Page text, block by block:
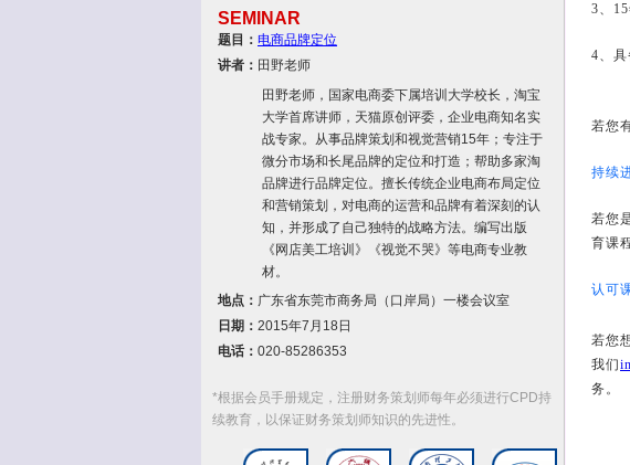
3、
4、
若您
持续
若您
育课
认可
若您
我们
务。
SEMINAR
题目： 电商品牌定位
讲者： 田野老师
田野老师，国家电商委下属培训大学校长，淘宝
大学首席讲师，天猫原创评委，企业电商知名实
战专家。从事品牌策划和视觉营销15年；专注于
微分市场和长尾品牌的定位和打造；帮助多家淘
品牌进行品牌定位。擅长传统企业电商布局定位
和营销策划，对电商的运营和品牌有着深刻的认
知，并形成了自己独特的战略方法。编写出版
《网店美工培训》《视觉不哭》等电商专业教
材。
地点： 广东省东莞市商务局（口岸局）一楼会议室
日期： 2015年7月18日
电话： 020-85286353
*根据会员手册规定，注册财务策划师每年必须进行CPD持
续教育，以保证财务策划师知识的先进性。